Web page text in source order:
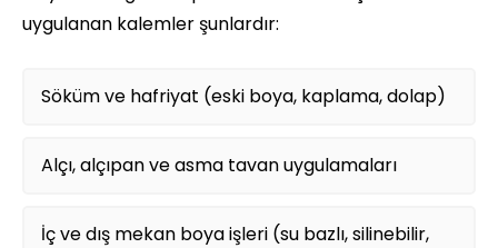
uygulanan kalemler şunlardır:
Söküm ve hafriyat (eski boya, kaplama, dolap)
Alçı, alçıpan ve asma tavan uygulamaları
İç ve dış mekan boya işleri (su bazlı, silinebilir,